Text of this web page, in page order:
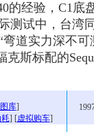
的经验，C1底
测试中，台湾
道实力深不
斯标配的
图库]
] [虚拟购车]